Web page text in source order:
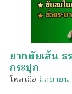
ยากษัยเส้น
กระปุก
โพสเมื่อ มิถุนายน